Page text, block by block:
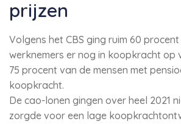
prijzen
Volgens het CBS ging ruim 60
werknemers er nog in koopkracht op
75 procent van de mensen met
koopkracht.
De cao-lonen gingen over heel 2021
zorgde voor een lage